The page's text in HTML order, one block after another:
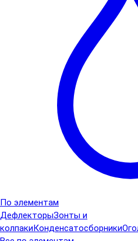
По элементам
ДефлекторыЗонты и
колпакиКонденсатосборники